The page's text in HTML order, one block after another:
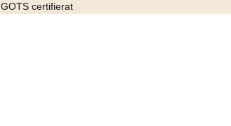
GOTS certifierat